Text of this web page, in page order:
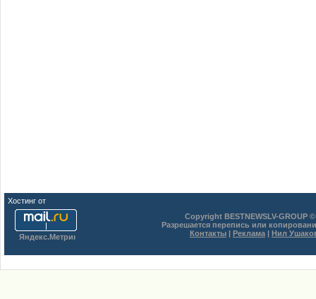
Хостинг от
Copyright BESTNEWSLV-GROUP
Разрешается перепись или
Контакты | Реклама | Нил